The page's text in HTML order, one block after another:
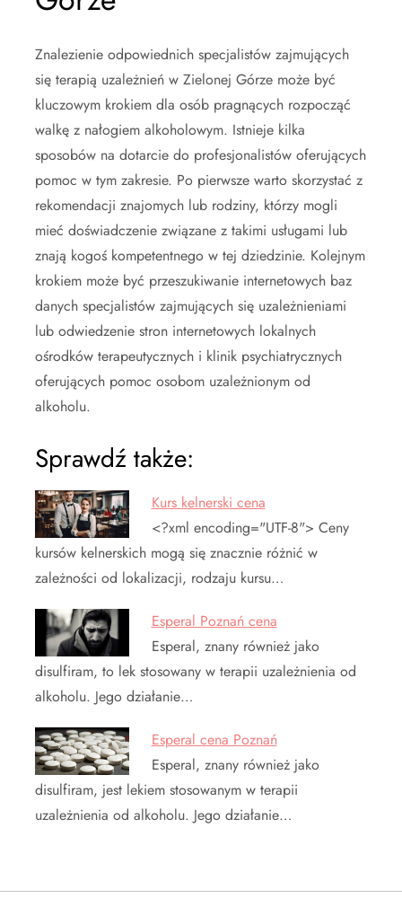
Znalezienie odpowiednich specjalistów zajmujących
się terapią uzależnień w Zielonej Górze może być
kluczowym krokiem dla osób pragnących rozpocząć
walkę z nałogiem alkoholowym. Istnieje kilka
sposobów na dotarcie do profesjonalistów oferujących
pomoc w tym zakresie. Po pierwsze warto skorzystać z
rekomendacji znajomych lub rodziny, którzy mogli
mieć doświadczenie związane z takimi usługami lub
znają kogoś kompetentnego w tej dziedzinie. Kolejnym
krokiem może być przeszukiwanie internetowych baz
danych specjalistów zajmujących się uzależnieniami
lub odwiedzenie stron internetowych lokalnych
ośrodków terapeutycznych i klinik psychiatrycznych
oferujących pomoc osobom uzależnionym od
alkoholu.
Sprawdź także:
Kurs kelnerski cena
<?xml encoding="UTF-8"> Ceny
kursów kelnerskich mogą się znacznie różnić w
zależności od lokalizacji, rodzaju kursu…
Esperal Poznań cena
Esperal, znany również jako
disulfiram, to lek stosowany w terapii uzależnienia od
alkoholu. Jego działanie…
Esperal cena Poznań
Esperal, znany również jako
disulfiram, jest lekiem stosowanym w terapii
uzależnienia od alkoholu. Jego działanie…